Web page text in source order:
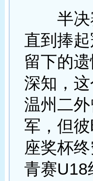
半决赛
直到捧
留下的
深知，
温州二
军，但
座奖杯
青赛U18